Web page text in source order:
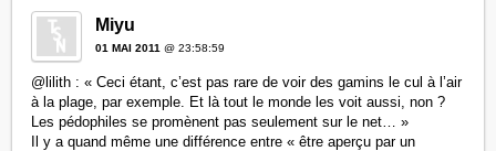
Miyu
01 MAI 2011 @ 23:58:59
@lilith : « Ceci étant, c’est pas rare de voir des gamins le cul à l’air
à la plage, par exemple. Et là tout le monde les voit aussi, non ?
Les pédophiles se promènent pas seulement sur le net… »
Il y a quand même une différence entre « être aperçu par un